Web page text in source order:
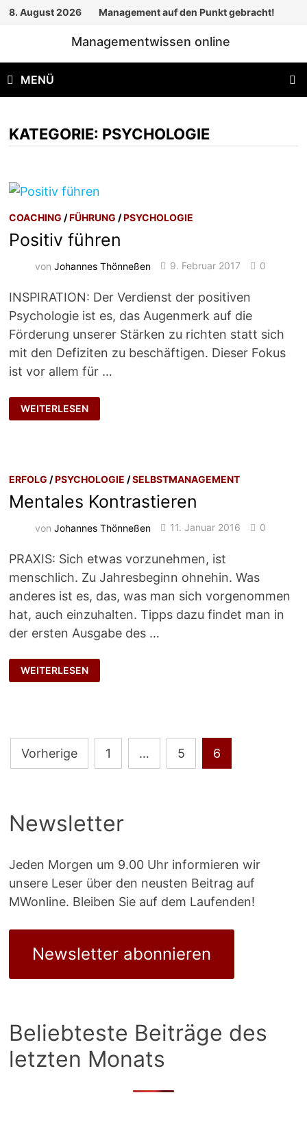
Zum
8. August 2026 Management auf den Punkt gebracht!
Managementwissen online
MENÜ
KATEGORIE: PSYCHOLOGIE
COACHING /FÜHRUNG /PSYCHOLOGIE
Positiv führen
vonJohannes Thönneßen 9. Februar 2017 0
INSPIRATION: Der Verdienst der positiven
Psychologie ist es, das Augenmerk auf die
Förderung unserer Stärken zu richten statt sich
mit den Defiziten zu beschäftigen. Dieser Fokus
ist vor allem für …
POSITIV
FÜHREN
WEITERLESEN
ERFOLG /PSYCHOLOGIE /SELBSTMANAGEMENT
Mentales Kontrastieren
vonJohannes Thönneßen 11. Januar 2016 0
PRAXIS: Sich etwas vorzunehmen, ist
menschlich. Zu Jahresbeginn ohnehin. Was
anderes ist es, das, was man sich vorgenommen
hat, auch einzuhalten. Tipps dazu findet man in
der ersten Ausgabe des …
MENTALES
KONTRASTIEREN
WEITERLESEN
Seitennummerierung
der
Vorherige 1 … 5 6
Newsletter
Jeden Morgen um 9.00 Uhr informieren wir
unsere Leser über den neusten Beitrag auf
MWonline. Bleiben Sie auf dem Laufenden!
Newsletter abonnieren
Beliebteste Beiträge des
letzten Monats